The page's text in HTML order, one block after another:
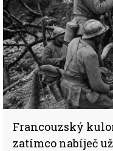
Francouzský
zatímco nabíječ